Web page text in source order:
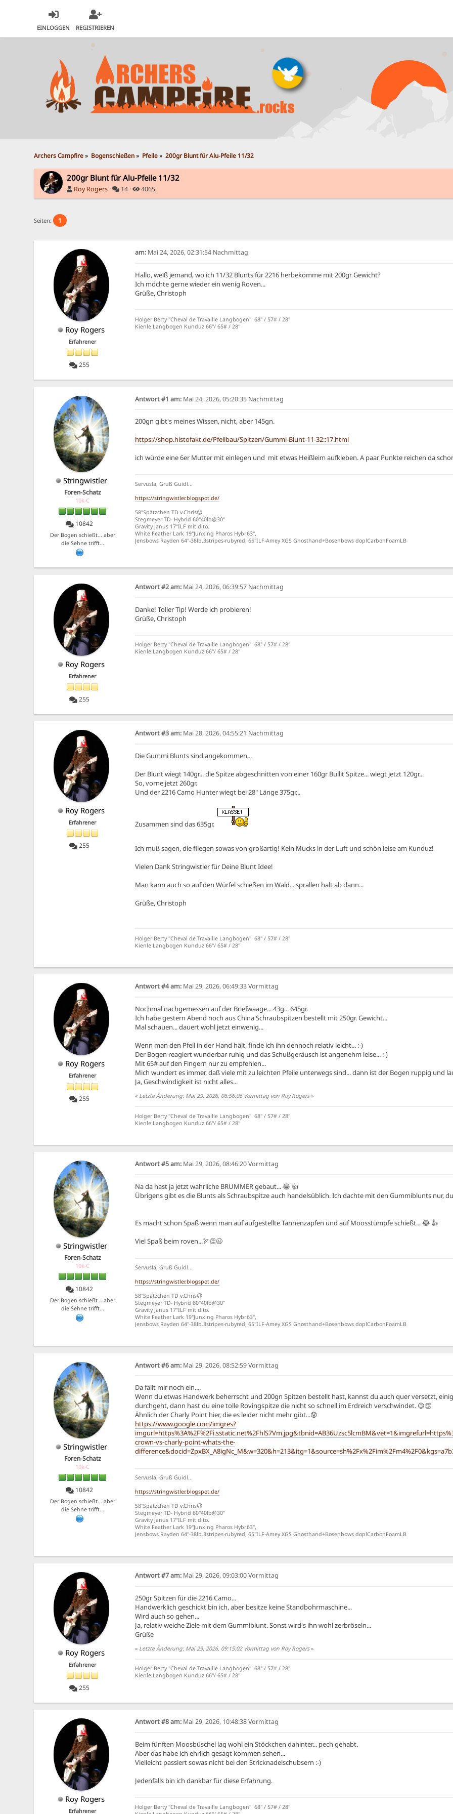
EINLOGGEN REGISTRIEREN
Archers Campfire» Bogenschießen» Pfeile» 200gr Blunt für Alu-Pfeile 11/32
200gr Blunt für Alu-Pfeile 11/32
Roy Rogers · 14 · 4065
Seiten: 1
Roy Rogers
Erfahrener
255
am:Mai 24, 2026, 02:31:54 Nachmittag
Hallo, weiß jemand, wo ich 11/32 Blunts für 2216 herbekomme mit 200gr Gewicht?
Ich möchte gerne wieder ein wenig Roven...
Grüße, Christoph
Holger Berty "Cheval de Travaille Langbogen" 68" / 57# / 28"
Kienle Langbogen Kunduz 66''/ 65# / 28''
Stringwistler
Foren-Schatz
10k-C
10842
Der Bogen schießt... aber
die Sehne trifft...
Antwort #1 am:Mai 24, 2026, 05:20:35 Nachmittag
200gn gibt's meines Wissen, nicht, aber 145gn.
https://shop.histofakt.de/Pfeilbau/Spitzen/Gummi-Blunt-11-32::17.html
ich würde eine 6er Mutter mit einlegen und mit etwas Heißleim aufkleben. A paar Punkte reichen da
Servusla, Gruß Guidl...
https://stringwistler.blogspot.de/
58"Spätzchen TD v.Chris😉
Stegmeyer TD- Hybrid 60"40lb@30"
Gravity Janus 17"ILF mit dito.
White Feather Lark 19"Junxing Pharos Hybr.63",
Jensbows Rayden 64"-38lb.3stripes-rubyred, 65"ILF-Amey XGS Ghosthand+Bosenbows doplCarbonFoamLB
Roy Rogers
Erfahrener
255
Antwort #2 am:Mai 24, 2026, 06:39:57 Nachmittag
Danke! Toller Tip! Werde ich probieren!
Grüße, Christoph
Holger Berty "Cheval de Travaille Langbogen" 68" / 57# / 28"
Kienle Langbogen Kunduz 66''/ 65# / 28''
Roy Rogers
Erfahrener
255
Antwort #3 am:Mai 28, 2026, 04:55:21 Nachmittag
Die Gummi Blunts sind angekommen...
Der Blunt wiegt 140gr... die Spitze abgeschnitten von einer 160gr Bullit Spitze... wiegt jetzt 120gr...
So, vorne jetzt 260gr.
Und der 2216 Camo Hunter wiegt bei 28" Länge 375gr...
Zusammen sind das 635gr.
Ich muß sagen, die fliegen sowas von großartig! Kein Mucks in der Luft und schön leise am Kunduz!
Vielen Dank Stringwistler für Deine Blunt Idee!
Man kann auch so auf den Würfel schießen im Wald... sprallen halt ab dann...
Grüße, Christoph
Holger Berty "Cheval de Travaille Langbogen" 68" / 57# / 28"
Kienle Langbogen Kunduz 66''/ 65# / 28''
Roy Rogers
Erfahrener
255
Antwort #4 am:Mai 29, 2026, 06:49:33 Vormittag
Nochmal nachgemessen auf der Briefwaage... 43g... 645gr.
Ich habe gestern Abend noch aus China Schraubspitzen bestellt mit 250gr. Gewicht...
Mal schauen... dauert wohl jetzt einwenig...
Wenn man den Pfeil in der Hand hält, finde ich ihn dennoch relativ leicht... :-)
Der Bogen reagiert wunderbar ruhig und das Schußgeräusch ist angenehm leise... :-)
Mit 65# auf den Fingern nur zu empfehlen...
Mich wundert es immer, daß viele mit zu leichten Pfeile unterwegs sind... dann ist der Bogen ruppig und
Ja, Geschwindigkeit ist nicht alles...
« Letzte Änderung: Mai 29, 2026, 06:56:06 Vormittag von Roy Rogers»
Holger Berty "Cheval de Travaille Langbogen" 68" / 57# / 28"
Kienle Langbogen Kunduz 66''/ 65# / 28''
Stringwistler
Foren-Schatz
10k-C
10842
Der Bogen schießt... aber
die Sehne trifft...
Antwort #5 am:Mai 29, 2026, 08:46:20 Vormittag
Na da hast ja jetzt wahrliche BRUMMER gebaut... 😂 👍
Übrigens gibt es die Blunts als Schraubspitze auch handelsüblich. Ich dachte mit den Gummiblunts nur,
Es macht schon Spaß wenn man auf aufgestellte Tannenzapfen und auf Moosstümpfe schießt... 😂 👍
Viel Spaß beim roven...🏹👏😉
Servusla, Gruß Guidl...
https://stringwistler.blogspot.de/
58"Spätzchen TD v.Chris😉
Stegmeyer TD- Hybrid 60"40lb@30"
Gravity Janus 17"ILF mit dito.
White Feather Lark 19"Junxing Pharos Hybr.63",
Jensbows Rayden 64"-38lb.3stripes-rubyred, 65"ILF-Amey XGS Ghosthand+Bosenbows doplCarbonFoamLB
Stringwistler
Foren-Schatz
10k-C
10842
Der Bogen schießt... aber
die Sehne trifft...
Antwort #6 am:Mai 29, 2026, 08:52:59 Vormittag
Da fällt mir noch ein....
Wenn du etwas Handwerk beherrscht und 200gn Spitzen bestellt hast, kannst du auch quer versetzt,
durchgeht, dann hast du eine tolle Rovingspitze die nicht so schnell im Erdreich verschwindet. 😉👏
Ähnlich der Charly Point hier, die es leider nicht mehr gibt...😟
https://www.google.com/imgres?
crown-vs-charly-point-whats-the-
Servusla, Gruß Guidl...
https://stringwistler.blogspot.de/
58"Spätzchen TD v.Chris😉
Stegmeyer TD- Hybrid 60"40lb@30"
Gravity Janus 17"ILF mit dito.
White Feather Lark 19"Junxing Pharos Hybr.63",
Jensbows Rayden 64"-38lb.3stripes-rubyred, 65"ILF-Amey XGS Ghosthand+Bosenbows doplCarbonFoamLB
Roy Rogers
Erfahrener
255
Antwort #7 am:Mai 29, 2026, 09:03:00 Vormittag
250gr Spitzen für die 2216 Camo...
Handwerklich geschickt bin ich, aber besitze keine Standbohrmaschine...
Wird auch so gehen...
Ja, relativ weiche Ziele mit dem Gummiblunt. Sonst wird's ihn wohl zerbröseln...
Grüße
« Letzte Änderung: Mai 29, 2026, 09:15:02 Vormittag von Roy Rogers»
Holger Berty "Cheval de Travaille Langbogen" 68" / 57# / 28"
Kienle Langbogen Kunduz 66''/ 65# / 28''
Roy Rogers
Erfahrener
Antwort #8 am:Mai 29, 2026, 10:48:38 Vormittag
Beim fünften Moosbüschel lag wohl ein Stöckchen dahinter... pech gehabt.
Aber das habe ich ehrlich gesagt kommen sehen...
Vielleicht passiert sowas nicht bei den Stricknadelschubsern :-)
Jedenfalls bin ich dankbar für diese Erfahrung.
Holger Berty "Cheval de Travaille Langbogen" 68" / 57# / 28"